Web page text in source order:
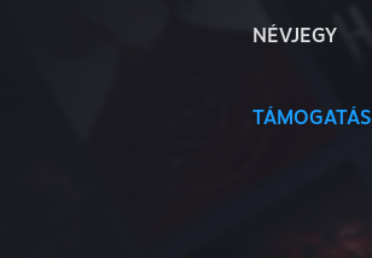
NÉVJEGY
TÁMOGATÁS